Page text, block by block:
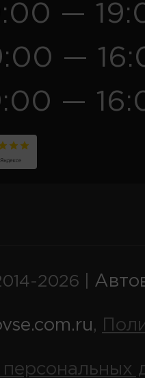
—
—
—
2026 |
,